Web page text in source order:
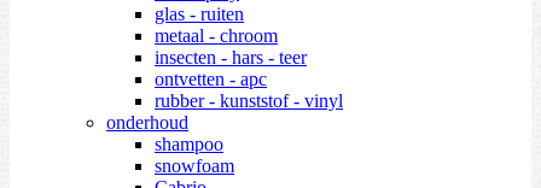
glas - ruiten
metaal - chroom
insecten - hars - teer
ontvetten - apc
rubber - kunststof - vinyl
onderhoud
shampoo
snowfoam